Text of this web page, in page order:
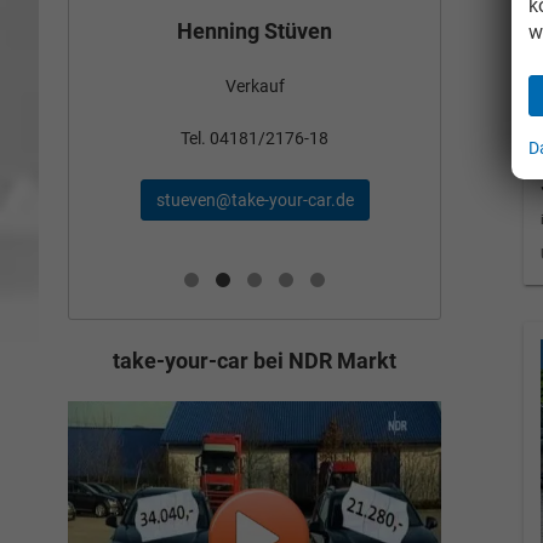
Henning Stüven
Verkauf
Tel. 04181/2176-18
stueven@take-your-car.de
take-your-car bei NDR Markt